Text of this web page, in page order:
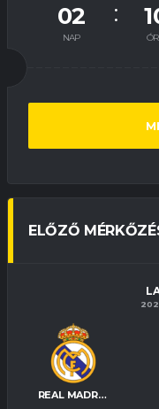
02
NAP
ELŐZŐ
REAL MADRID